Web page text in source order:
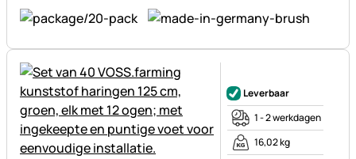
Leverbaar
1 - 2 werkdagen
16,02 kg